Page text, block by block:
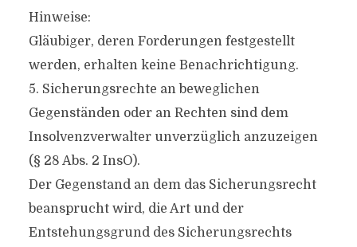
Hinweise:
Gläubiger, deren Forderungen festgestellt
werden, erhalten keine Benachrichtigung.
5. Sicherungsrechte an beweglichen
Gegenständen oder an Rechten sind dem
Insolvenzverwalter unverzüglich anzuzeigen
(§ 28 Abs. 2 InsO).
Der Gegenstand an dem das Sicherungsrecht
beansprucht wird, die Art und der
Entstehungsgrund des Sicherungsrechts